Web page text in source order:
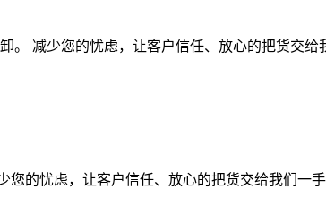
减少您的忧虑，让客户信任、放心的把货交给
的忧虑，让客户信任、放心的把货交给我们一手